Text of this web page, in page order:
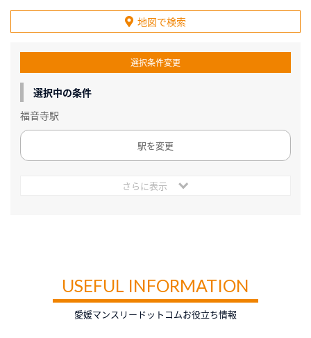
地図で検索
選択条件変更
選択中の条件
福音寺駅
駅を変更
さらに表示
USEFUL INFORMATION
愛媛マンスリードットコムお役立ち情報